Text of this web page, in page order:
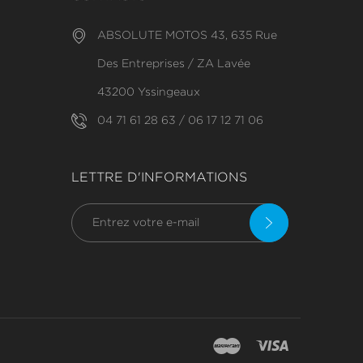
ABSOLUTE MOTOS 43, 635 Rue
Des Entreprises / ZA Lavée
43200 Yssingeaux
04 71 61 28 63 / 06 17 12 71 06
LETTRE D'INFORMATIONS